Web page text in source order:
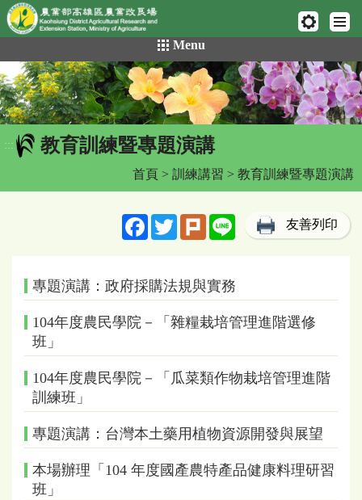
網頁置頂
到
主
要
內
容
區
Menu
::: 教育訓練暨專題演講
首頁 > 訓練講習 > 教育訓練暨專題演講
FacebookTwitterPlurk Line 友善列印
專題演講：政府採購法規與實務
104年度農民學院－「雜糧栽培管理進階選修
班」
104年度農民學院－「瓜菜類作物栽培管理進階
訓練班」
專題演講：台灣本土藥用植物資源開發與展望
本場辦理「104 年度國產農特產品健康料理研習
班」